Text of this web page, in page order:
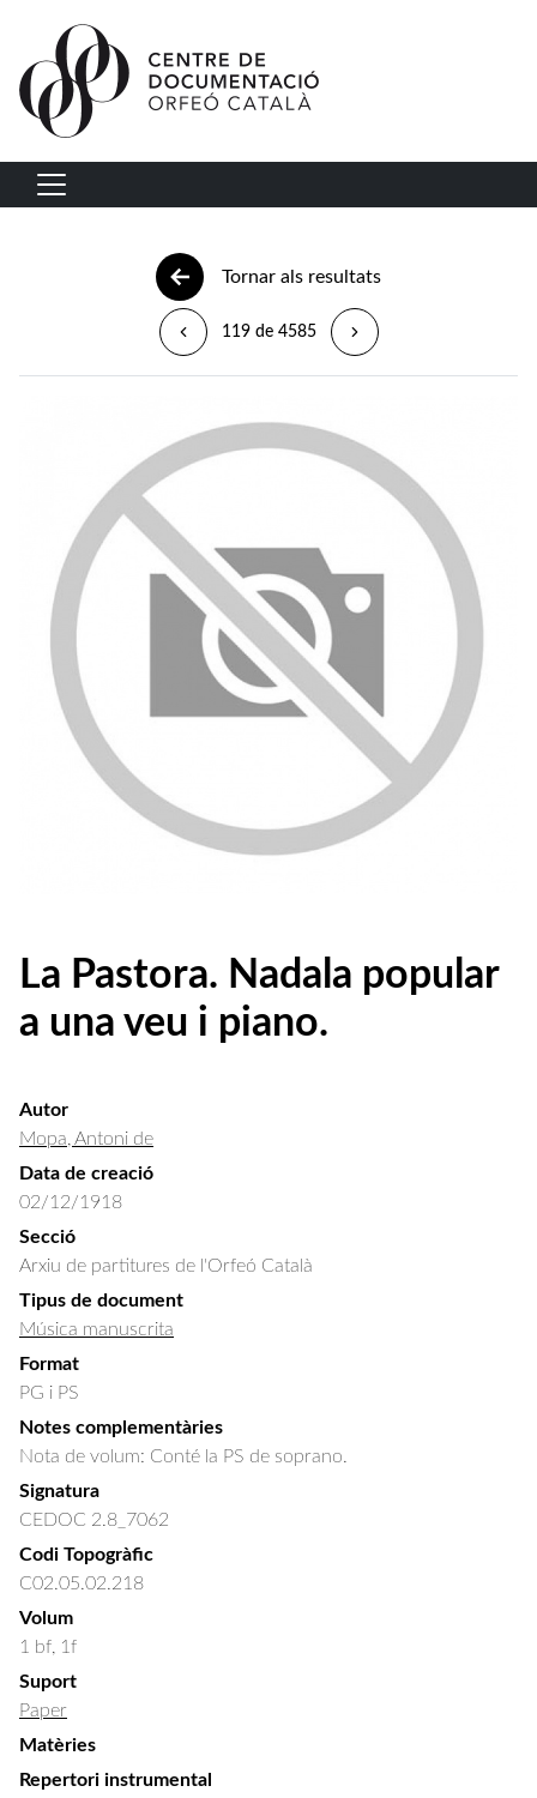
Vés al contingut
Navegació principal
Tornar als resultats
119 de 4585
La Pastora. Nadala popular
a una veu i piano.
Autor
Mopa, Antoni de
Data de creació
02/12/1918
Secció
Arxiu de partitures de l'Orfeó Català
Tipus de document
Música manuscrita
Format
PG i PS
Notes complementàries
Nota de volum: Conté la PS de soprano.
Signatura
CEDOC 2.8_7062
Codi Topogràfic
C02.05.02.218
Volum
1 bf, 1f
Suport
Paper
Matèries
Repertori instrumental